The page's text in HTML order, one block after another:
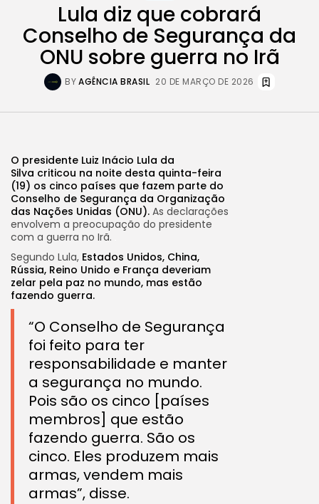
Lula diz que cobrará
Conselho de Segurança da
ONU sobre guerra no Irã
BYAGÊNCIA BRASIL 20 DE MARÇO DE 2026
O presidente Luiz Inácio Lula da
Silva criticou na noite desta quinta-feira
(19) os cinco países que fazem parte do
Conselho de Segurança da Organização
das Nações Unidas (ONU). As declarações
envolvem a preocupação do presidente
com a guerra no Irã.
Segundo Lula, Estados Unidos, China,
Rússia, Reino Unido e França deveriam
zelar pela paz no mundo, mas estão
fazendo guerra.
“O Conselho de Segurança
foi feito para ter
responsabilidade e manter
a segurança no mundo.
Pois são os cinco [países
membros] que estão
fazendo guerra. São os
cinco. Eles produzem mais
armas, vendem mais
armas”, disse.